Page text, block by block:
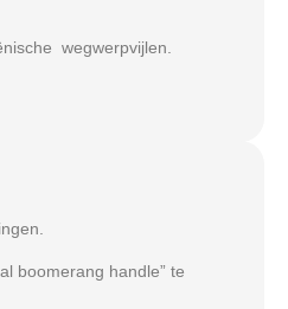
wegwerpvijlen.
boomerang handle” te